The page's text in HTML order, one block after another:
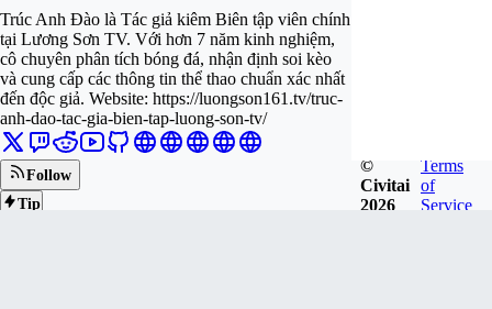
Trúc Anh Đào là Tác giả kiêm Biên tập viên chính
tại Lương Sơn TV. Với hơn 7 năm kinh nghiệm,
cô chuyên phân tích bóng đá, nhận định soi kèo
và cung cấp các thông tin thể thao chuẩn xác nhất
đến độc giả. Website: https://luongson161.tv/truc-
anh-dao-tac-gia-bien-tap-luong-son-tv/
Follow
Tip
©
Civitai
2026
Terms
of
Service